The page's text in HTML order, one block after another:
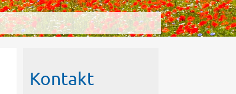
Kontakt